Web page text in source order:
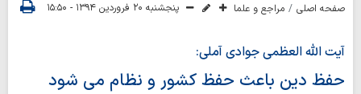
صفحه اصلی مراجع و علما پنجشنبه ۲۰ فروردین ۱۳۹۴ - ۱۵:۵۰
آیت الله العظمی جوادی آملی:
حفظ دین باعث حفظ کشور و نظام می شود